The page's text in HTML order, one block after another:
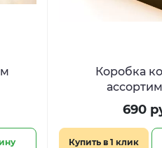
Коробка
690
Купить в 1 клик